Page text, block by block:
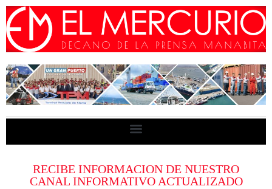
RECIBE INFORMACION DE NUESTRO
CANAL INFORMATIVO ACTUALIZADO